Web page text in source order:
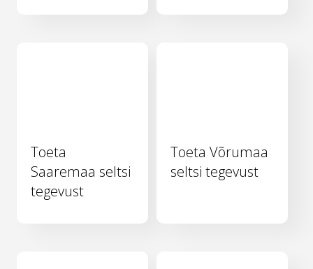
Toeta
Saaremaa seltsi
tegevust
Toeta Võrumaa
seltsi tegevust